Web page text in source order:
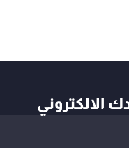
الالكتروني